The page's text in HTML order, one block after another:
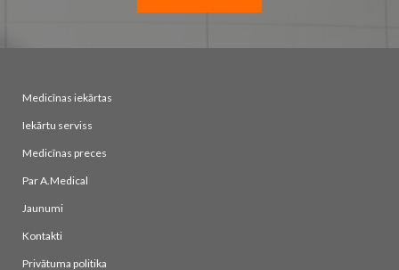
Medicīnas iekārtas
Iekārtu serviss
Medicīnas preces
Par A.Medical
Jaunumi
Kontakti
Privātuma politika